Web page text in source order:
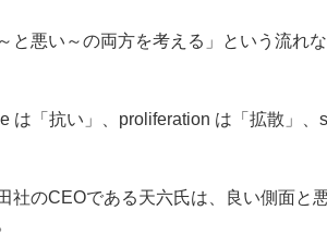
～と悪い～の両方を考える」という流れ
は「抗い」、proliferation は「拡散」、
社のCEOである天六氏は、良い側面と